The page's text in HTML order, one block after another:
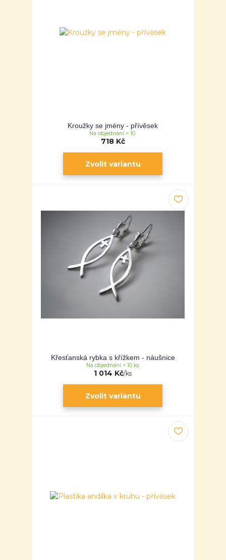
Kroužky se jmény - přívěsek
718 Kč
Na objednání > 10
Zvolit variantu
Křesťanská rybka s křížkem - náušnice
1 014 Kč/ks
Na objednání > 10 ks
Zvolit variantu